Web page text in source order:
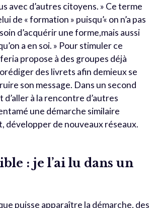
avec d’autres citoyens. » Ce terme
de « formation » puisqu’« on n’a pas
d’acquérir une forme,mais aussi
a en soi. » Pour stimuler ce
propose à des groupes déjà
des livrets afin demieux se
son message. Dans un second
d’aller à la rencontre d’autres
une démarche similaire
développer de nouveaux réseaux.
: je l’ai lu dans un
puisse apparaître la démarche, des